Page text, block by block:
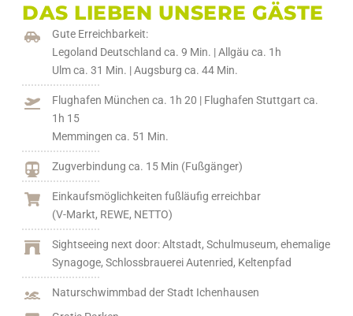
DAS LIEBEN UNSERE GÄSTE
Gute Erreichbarkeit:
Legoland Deutschland ca. 9 Min. | Allgäu ca. 1h
Ulm ca. 31 Min. | Augsburg ca. 44 Min.
Flughafen München ca. 1h 20 | Flughafen Stuttgart ca.
1h 15
Memmingen ca. 51 Min.
Zugverbindung ca. 15 Min (Fußgänger)
Einkaufsmöglichkeiten fußläufig erreichbar
(V-Markt, REWE, NETTO)
Sightseeing next door: Altstadt, Schulmuseum, ehemalige
Synagoge, Schlossbrauerei Autenried, Keltenpfad
Naturschwimmbad der Stadt Ichenhausen